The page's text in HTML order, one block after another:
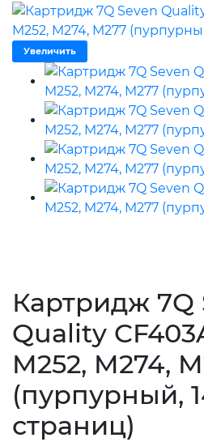
Увеличить
Картридж 7Q
Quality
M252, M274,
(пурпурный,
страниц)